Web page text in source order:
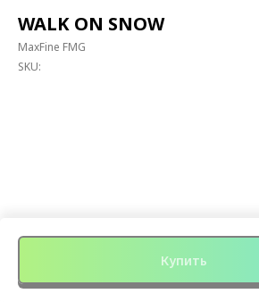
WALK ON SNOW
MaxFine FMG
SKU:
Купить